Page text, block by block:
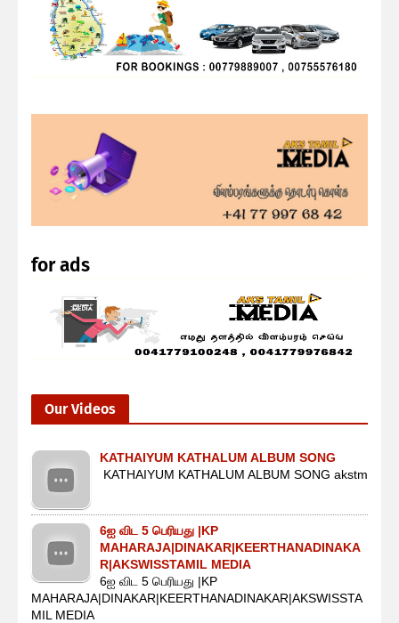
for ads
Our Videos
KATHAIYUM KATHALUM ALBUM SONG
KATHAIYUM KATHALUM ALBUM SONG akstm
6ஐ விட 5 பெரியது |KP
MAHARAJA|DINAKAR|KEERTHANADINAKA
R|AKSWISSTAMIL MEDIA
6ஐ விட 5 பெரியது |KP
MAHARAJA|DINAKAR|KEERTHANADINAKAR|AKSWISSTA
MIL MEDIA